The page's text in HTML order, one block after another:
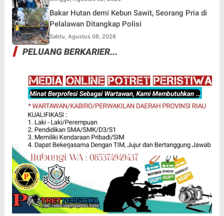
Bakar Hutan demi Kebun Sawit, Seorang Pria di
Pelalawan Ditangkap Polisi
Sabtu, Agustus 08, 2026
PELUANG BERKARIER...